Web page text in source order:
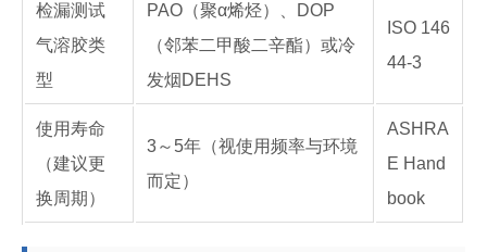
检漏测试
气溶胶类
型
PAO（聚α烯烃）、DOP
（邻苯二甲酸二辛酯）或冷
发烟DEHS
ISO 146
44-3
使用寿命
（建议更
换周期）
3～5年（视使用频率与环境
而定）
ASHRA
E Hand
book